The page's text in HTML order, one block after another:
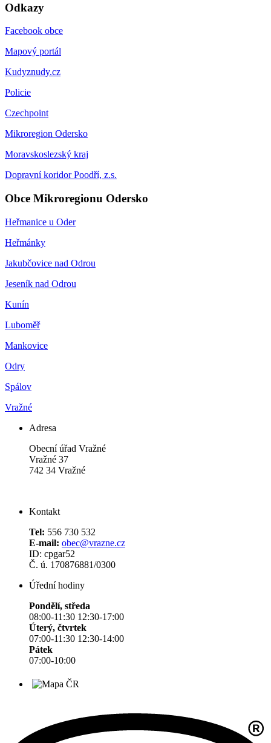
Odkazy
Facebook obce
Mapový portál
Kudyznudy.cz
Policie
Czechpoint
Mikroregion Odersko
Moravskoslezský kraj
Dopravní koridor Poodří, z.s.
Obce Mikroregionu Odersko
Heřmanice u Oder
Heřmánky
Jakubčovice nad Odrou
Jeseník nad Odrou
Kunín
Luboměř
Mankovice
Odry
Spálov
Vražné
Adresa
Obecní úřad Vražné
Vražné 37
742 34 Vražné
Kontakt
Tel: 556 730 532
E-mail: obec@vrazne.cz
ID: cpgar52
Č. ú. 170876881/0300
Úřední hodiny
Pondělí, středa
08:00-11:30 12:30-17:00
Úterý, čtvrtek
07:00-11:30 12:30-14:00
Pátek
07:00-10:00